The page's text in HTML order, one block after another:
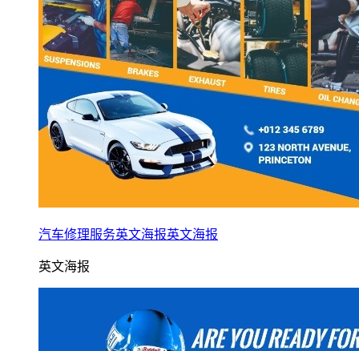
汽车修理服务英文海报英文海报
英文海报